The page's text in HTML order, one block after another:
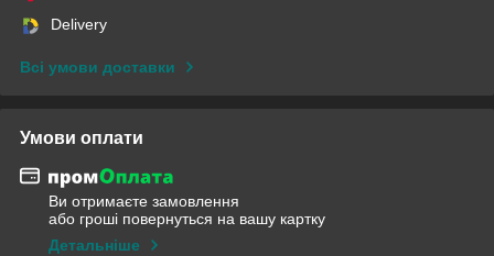
Delivery
Всі умови доставки
Умови оплати
Ви отримаєте замовлення
або гроші повернуться на вашу картку
Детальніше